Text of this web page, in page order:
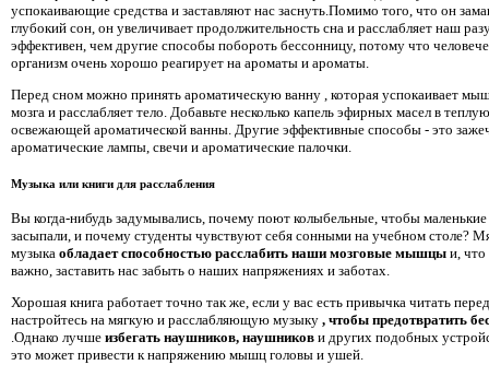
успокаивающие средства и заставляют нас заснуть.Помимо того, что он
глубокий сон, он увеличивает продолжительность сна и расслабляет наш
эффективен, чем другие способы побороть бессонницу, потому что
организм очень хорошо реагирует на ароматы и ароматы.
Перед сном можно принять ароматическую ванну , которая успокаивает
мозга и расслабляет тело. Добавьте несколько капель эфирных масел в
освежающей ароматической ванны. Другие эффективные способы - это
ароматические лампы, свечи и ароматические палочки.
Музыка или книги для расслабления
Вы когда-нибудь задумывались, почему поют колыбельные, чтобы маленькие
засыпали, и почему студенты чувствуют себя сонными на учебном столе?
музыка обладает способностью расслабить наши мозговые мышцы и, что
важно, заставить нас забыть о наших напряжениях и заботах.
Хорошая книга работает точно так же, если у вас есть привычка читать
настройтесь на мягкую и расслабляющую музыку , чтобы предотвратить
.Однако лучше избегать наушников, наушников и других подобных
это может привести к напряжению мышц головы и ушей.